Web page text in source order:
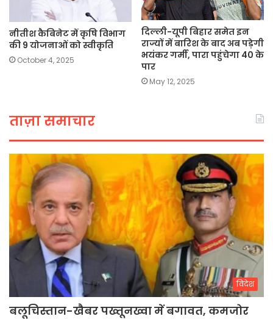
नीतीश कैबिनेट में कृषि विभाग
की 9 योजनाओं को स्वीकृति
October 4, 2025
दिल्ली-यूपी बिहार समेत इन
राज्यों में बारिश के बाद अब पड़ेगी
भयंकर गर्मी, पारा पहुंचेगा 40 के
पार
May 12, 2025
ताज़ा समाचार
विदेश
बलूचिस्तान-खैबर पख्तूनख्वा में बगावत, कमजोर